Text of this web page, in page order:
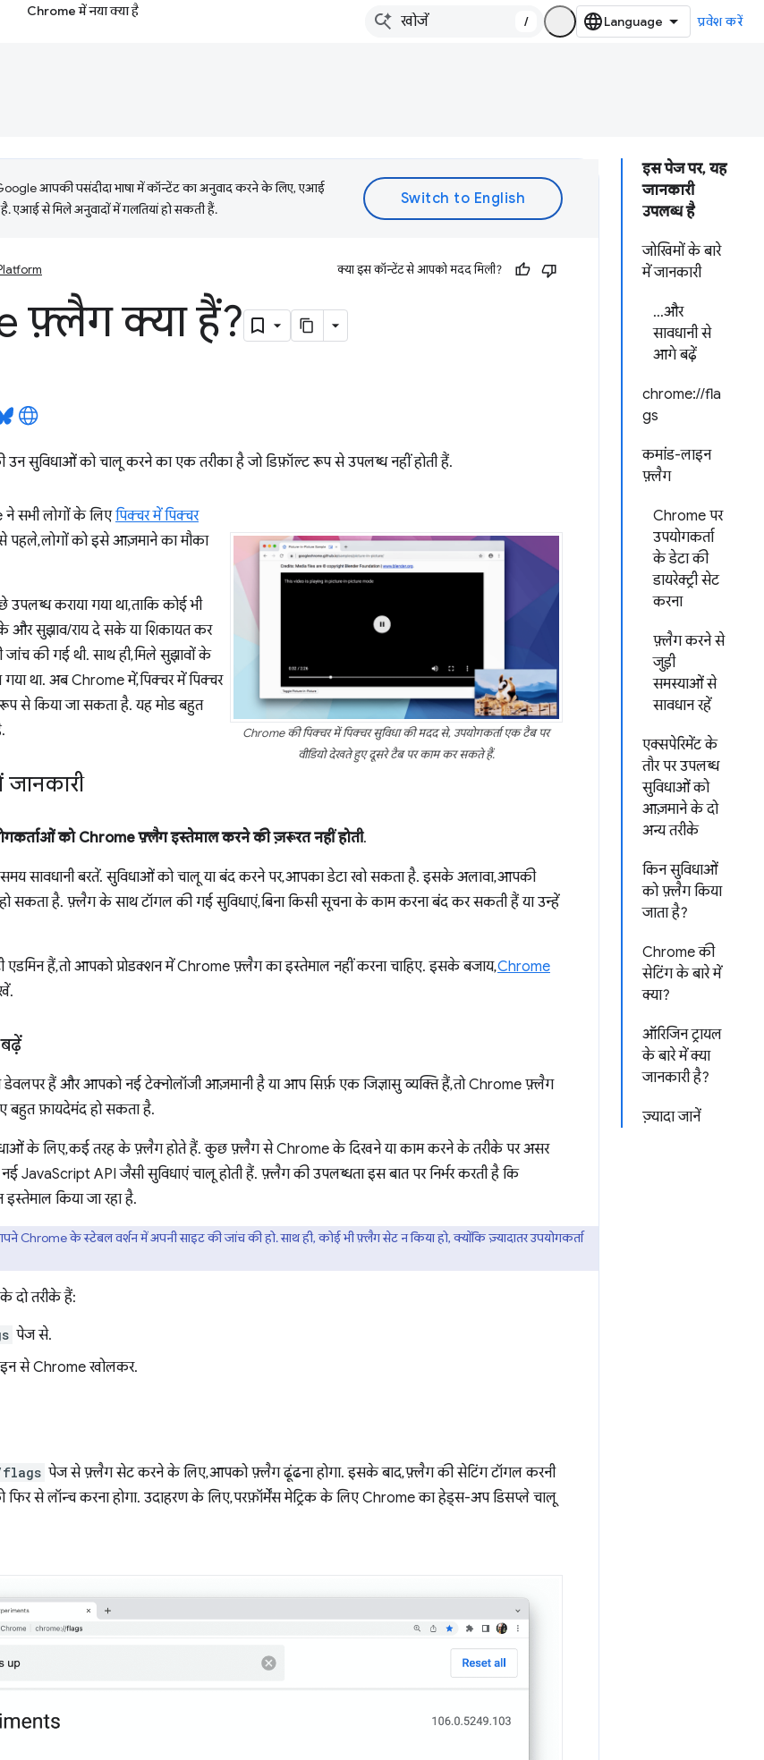
Chrome में नया क्या है
/ प्रवेश करें
इस पेज पर, यह
जानकारी
उपलब्ध है
जोखिमों के बारे
में जानकारी
...और
सावधानी से
आगे बढ़ें
chrome://fla
gs
कमांड-लाइन
फ़्लैग
Chrome पर
उपयोगकर्ता
के डेटा की
डायरेक्ट्री सेट
करना
फ़्लैग करने से
जुड़ी
समस्याओं से
सावधान रहें
एक्सपेरिमेंट के
तौर पर उपलब्ध
सुविधाओं को
आज़माने के दो
अन्य तरीके
किन सुविधाओं
को फ़्लैग किया
जाता है?
Chrome की
सेटिंग के बारे में
क्या?
ऑरिजिन ट्रायल
के बारे में क्या
जानकारी है?
ज़्यादा जानें
आपकी पसंदीदा भाषा में कॉन्टेंट का अनुवाद करने के लिए, एआई
एआई से मिले अनुवादों में गलतियां हो सकती हैं.
क्या इस कॉन्टेंट से आपको मदद मिली?
फ़्लैग क्या हैं?
उन सुविधाओं को चालू करने का एक तरीका है जो डिफ़ॉल्ट रूप से उपलब्ध नहीं होती हैं.
Chrome की पिक्चर में पिक्चर सुविधा की मदद से, उपयोगकर्ता एक टैब पर
वीडियो देखते हुए दूसरे टैब पर काम कर सकते हैं.
सभी लोगों के लिएपिक्चर में पिक्चर
से पहले, लोगों को इसे आज़माने का मौका
कराया गया था, ताकि कोई भी
और सुझाव/राय दे सके या शिकायत कर
की गई थी. साथ ही, मिले सुझावों के
गया था. अब Chrome में, पिक्चर में पिक्चर
से किया जा सकता है. यह मोड बहुत
को Chrome फ़्लैग इस्तेमाल करने की ज़रूरत नहीं होती.
सावधानी बरतें. सुविधाओं को चालू या बंद करने पर, आपका डेटा खो सकता है. इसके अलावा, आपकी
हो सकता है. फ़्लैग के साथ टॉगल की गई सुविधाएं, बिना किसी सूचना के काम करना बंद कर सकती हैं या उन्हें
हैं, तो आपको प्रोडक्शन में Chrome फ़्लैग का इस्तेमाल नहीं करना चाहिए. इसके बजाय,Chrome
हैं और आपको नई टेक्नोलॉजी आज़मानी है या आप सिर्फ़ एक जिज्ञासु व्यक्ति हैं, तो Chrome फ़्लैग
बहुत फ़ायदेमंद हो सकता है.
के लिए, कई तरह के फ़्लैग होते हैं. कुछ फ़्लैग से Chrome के दिखने या काम करने के तरीके पर असर
JavaScript API जैसी सुविधाएं चालू होती हैं. फ़्लैग की उपलब्धता इस बात पर निर्भर करती है कि
किया जा रहा है.
Chrome के स्टेबल वर्शन में अपनी साइट की जांच की हो. साथ ही, कोई भी फ़्लैग सेट न किया हो, क्योंकि ज़्यादातर उपयोगकर्ता
दो तरीके हैं:
पेज से.
से Chrome खोलकर.
flags पेज से फ़्लैग सेट करने के लिए, आपको फ़्लैग ढूंढना होगा. इसके बाद, फ़्लैग की सेटिंग टॉगल करनी
फिर से लॉन्च करना होगा. उदाहरण के लिए, परफ़ॉर्मेंस मेट्रिक के लिए Chrome का हेड्स-अप डिसप्ले चालू